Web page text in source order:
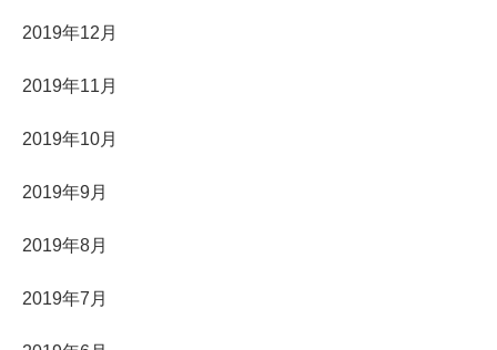
2019年12月
2019年11月
2019年10月
2019年9月
2019年8月
2019年7月